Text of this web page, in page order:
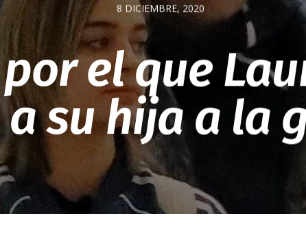
8 DICIEMBRE, 2020
el que
su hija a la